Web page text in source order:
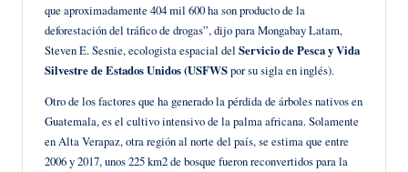
que aproximadamente 404 mil 600 ha son producto de la
deforestación del tráfico de drogas”, dijo para Mongabay Latam,
Steven E. Sesnie, ecologista espacial del Servicio de Pesca y Vida
Silvestre de Estados Unidos (USFWSpor su sigla en inglés).
Otro de los factores que ha generado la pérdida de árboles nativos en
Guatemala, es el cultivo intensivo de la palma africana. Solamente
en Alta Verapaz, otra región al norte del país, se estima que entre
2006 y 2017, unos 225 km2 de bosque fueron reconvertidos para la